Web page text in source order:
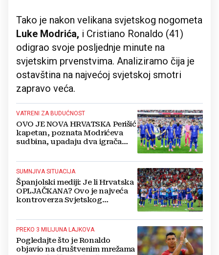
Tako je nakon velikana svjetskog nogometa
Luke Modrića, i Cristiano Ronaldo (41)
odigrao svoje posljednje minute na
svjetskim prvenstvima. Analiziramo čija je
ostavština na najvećoj svjetskoj smotri
zapravo veća.
VATRENI ZA BUDUĆNOST
OVO JE NOVA HRVATSKA Perišić
kapetan, poznata Modrićeva
sudbina, upadaju dva igrača
SUMNJIVA SITUACIJA
Španjolski mediji: Je li Hrvatska
OPLJAČKANA? Ovo je najveća
kontroverza Svjetskog
PREKO 3 MILIJUNA LAJKOVA
Pogledajte što je Ronaldo
objavio na društvenim mrežama